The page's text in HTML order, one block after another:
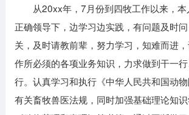
从20xx年，7月份到四牧工作以来，本
正确领导下，边学习边实践，有问题及时
关，及时请教前辈，努力学习，知难而进
作所必须的各项业务知识，力求做到干一
行。认真学习和执行《中华人民共和国动
有关畜牧兽医法规，同时加强基础理论知